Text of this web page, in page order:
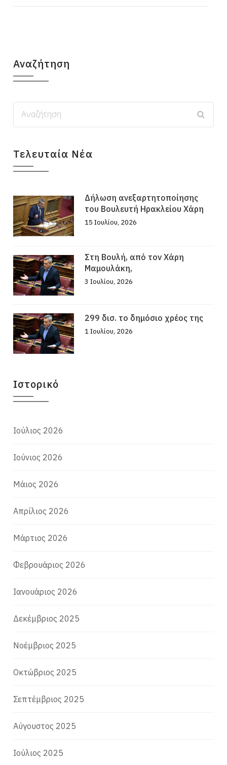
Αναζήτηση
Τελευταία Νέα
Δήλωση ανεξαρτητοποίησης
του Βουλευτή Ηρακλείου Χάρη
15 Ιουλίου, 2026
Στη Βουλή, από τον Χάρη
Μαμουλάκη,
3 Ιουλίου, 2026
299 δισ. το δημόσιο χρέος της
1 Ιουλίου, 2026
Ιστορικό
Ιούλιος 2026
Ιούνιος 2026
Μάιος 2026
Απρίλιος 2026
Μάρτιος 2026
Φεβρουάριος 2026
Ιανουάριος 2026
Δεκέμβριος 2025
Νοέμβριος 2025
Οκτώβριος 2025
Σεπτέμβριος 2025
Αύγουστος 2025
Ιούλιος 2025